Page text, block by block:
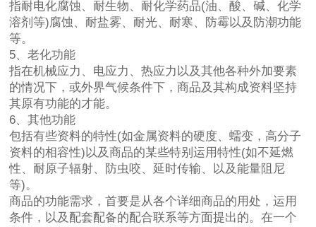
指耐电化腐蚀、耐生物、耐化学药品(油、酸、碱、化学
溶剂等)腐蚀、耐盐雾、耐光、耐寒、防霉以及防潮功能
等。
5、老化功能
指在机械应力、电应力、热应力以及其他各种外加要素
的情况下，或外界气候条件下，商品及其构成资料坚持
其原有功能的才能。
6、其他功能
包括有些资料的特性(如金属资料的硬度、蠕变，高分子
资料的相容性)以及商品的某些特别运用特性(如不延燃
性、耐原子辐射、防虫咬、延时传输、以及能量阻尼
等)。
商品的功能需求，首要是从各个详细商品的用处，运用
条件，以及配套配备的配合联系等方面提出的。在一个